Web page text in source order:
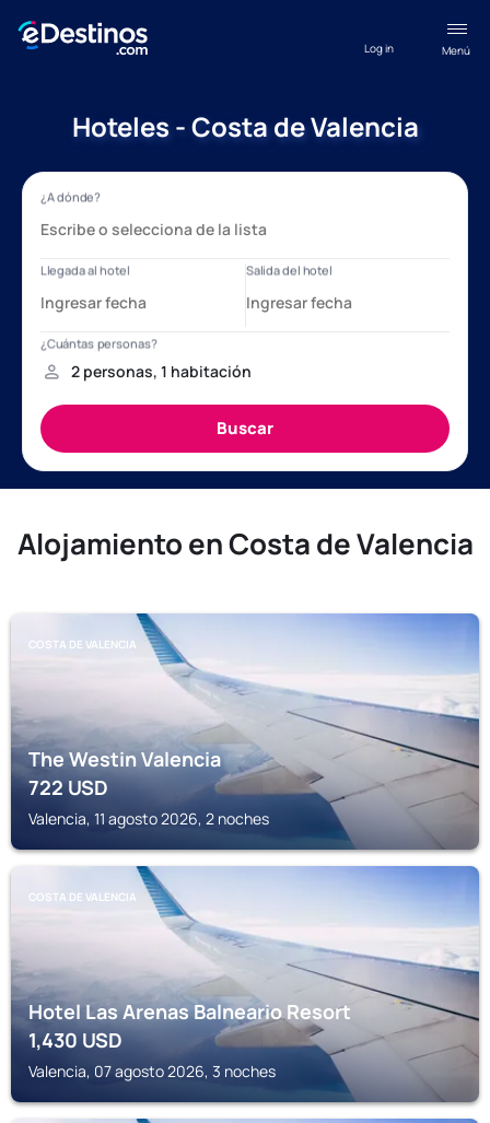
Menú
Log in
Hoteles - Costa de Valencia
Alojamiento en Costa de Valencia
COSTA DE VALENCIA
The Westin Valencia
722USD
Valencia, 11 agosto 2026, 2 noches
COSTA DE VALENCIA
Hotel Las Arenas Balneario Resort
1,430USD
Valencia, 07 agosto 2026, 3 noches